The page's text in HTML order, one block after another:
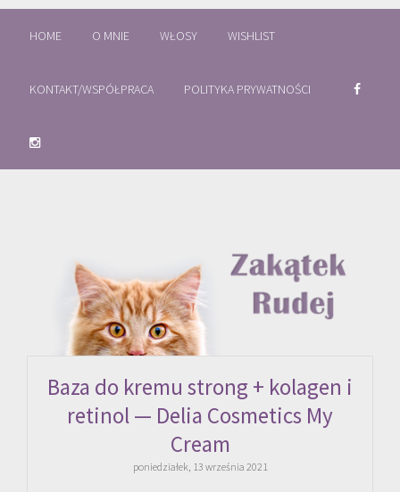
HOME O MNIE WŁOSY WISHLIST
KONTAKT/WSPÓŁPRACA POLITYKA PRYWATNOŚCI
Baza do kremu strong + kolagen i
retinol — Delia Cosmetics My
Cream
poniedziałek, 13 września 2021